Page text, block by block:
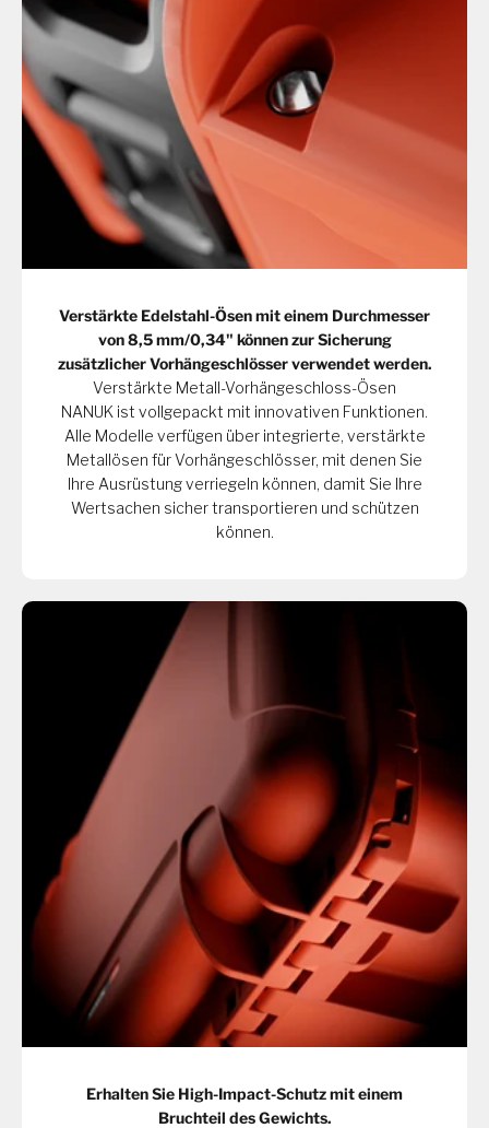
Verstärkte Edelstahl-Ösen mit einem Durchmesser
von 8,5 mm/0,34" können zur Sicherung
zusätzlicher Vorhängeschlösser verwendet werden.
Verstärkte Metall-Vorhängeschloss-Ösen
NANUK ist vollgepackt mit innovativen Funktionen.
Alle Modelle verfügen über integrierte, verstärkte
Metallösen für Vorhängeschlösser, mit denen Sie
Ihre Ausrüstung verriegeln können, damit Sie Ihre
Wertsachen sicher transportieren und schützen
können.
Erhalten Sie High-Impact-Schutz mit einem
Bruchteil des Gewichts.